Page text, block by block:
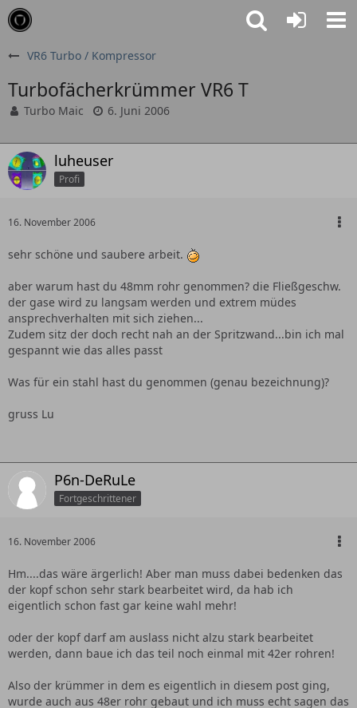
VR6 Turbo / Kompressor
Turbofächerkrümmer VR6 T
Turbo Maic 6. Juni 2006
luheuser
Profi
16. November 2006
sehr schöne und saubere arbeit.
aber warum hast du 48mm rohr genommen? die Fließgeschw.
der gase wird zu langsam werden und extrem müdes
ansprechverhalten mit sich ziehen...
Zudem sitz der doch recht nah an der Spritzwand...bin ich mal
gespannt wie das alles passt
Was für ein stahl hast du genommen (genau bezeichnung)?
gruss Lu
P6n-DeRuLe
Fortgeschrittener
16. November 2006
Hm....das wäre ärgerlich! Aber man muss dabei bedenken das
der kopf schon sehr stark bearbeitet wird, da hab ich
eigentlich schon fast gar keine wahl mehr!
oder der kopf darf am auslass nicht alzu stark bearbeitet
werden, dann baue ich das teil noch einmal mit 42er rohren!
Also der krümmer in dem es eigentlich in diesem post ging,
wurde auch aus 48er rohr gebaut und ich muss echt sagen das